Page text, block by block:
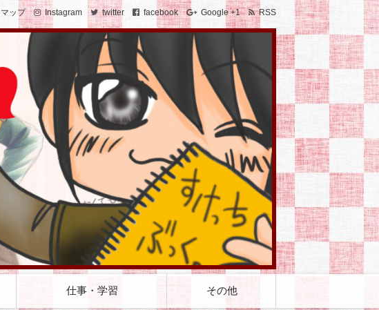
ップ Instagram twitter facebook Google +1 RSS
活
仕事・学習 その他